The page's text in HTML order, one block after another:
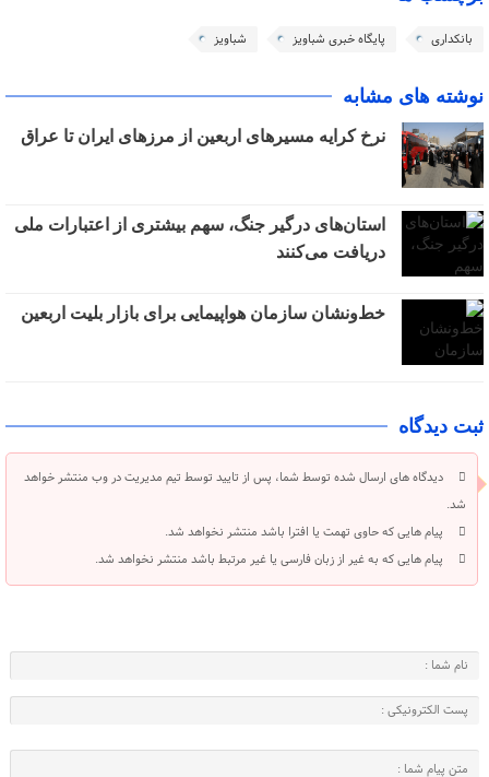
بانکداری پایگاه خبری شباویز شباویز
نوشته های مشابه
نرخ کرایه مسیرهای اربعین از مرزهای ایران تا عراق
استان‌های درگیر جنگ، سهم بیشتری از اعتبارات ملی
دریافت می‌کنند
خط‌ونشان سازمان هواپیمایی برای بازار بلیت اربعین
ثبت دیدگاه
دیدگاه های ارسال شده توسط شما، پس از تایید توسط تیم مدیریت در وب منتشر خواهد
شد.
پیام هایی که حاوی تهمت یا افترا باشد منتشر نخواهد شد.
پیام هایی که به غیر از زبان فارسی یا غیر مرتبط باشد منتشر نخواهد شد.